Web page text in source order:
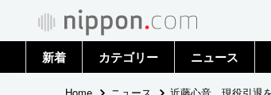
新着 カテゴリー ニュース